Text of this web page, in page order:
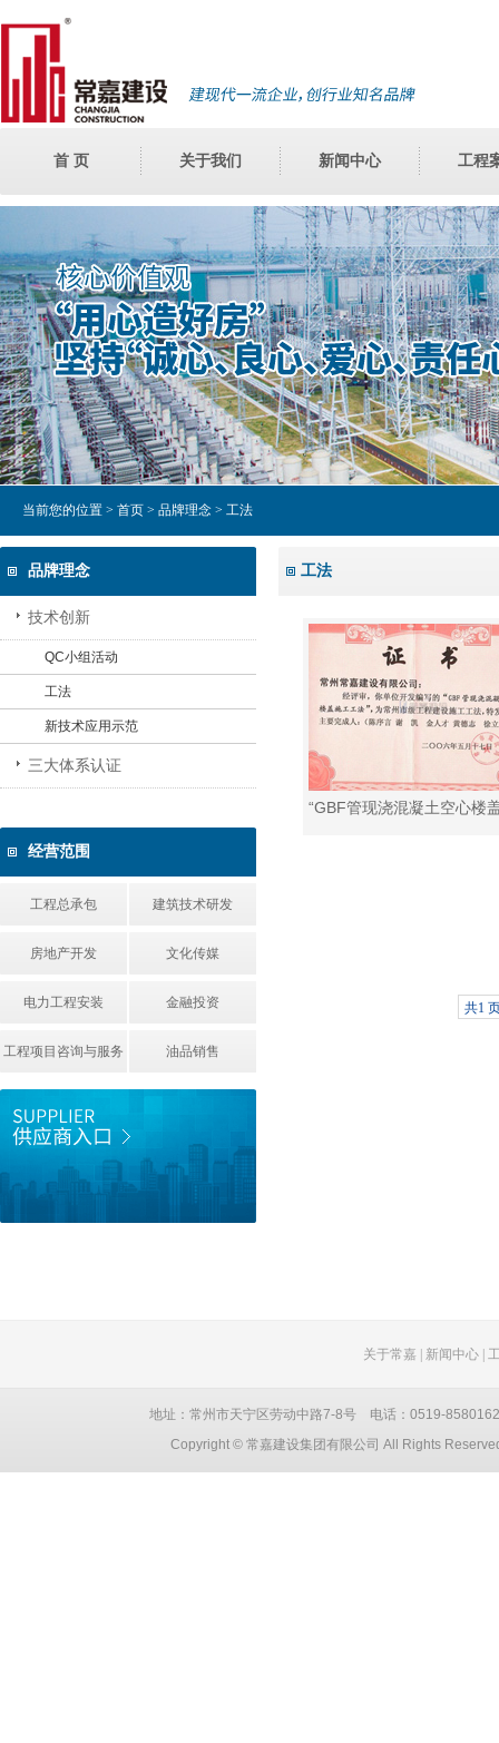
首 页 关于我们 新闻中心 工程
当前您的位置 > 首页 > 品牌理念 > 工法
品牌理念
技术创新
QC小组活动
工法
新技术应用示范
三大体系认证
经营范围
工程总承包 建筑技术研发
房地产开发 文化传媒
电力工程安装 金融投资
工程项目咨询与服务 油品销售
工法
共1
关于常嘉 新闻中心
地址：常州市天宁区劳动中路7-8号 电话：0519-
Copyright © 常嘉建设集团有限公司 All Rights